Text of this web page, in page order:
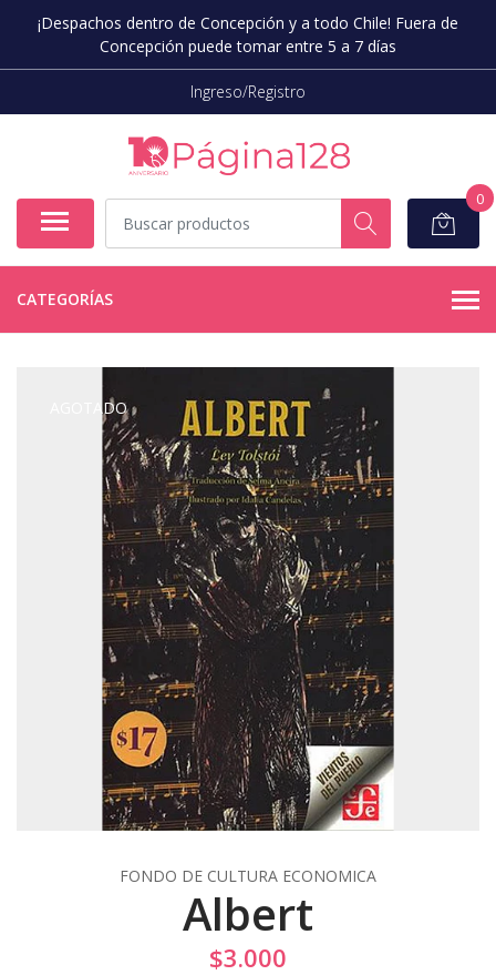
¡Despachos dentro de Concepción y a todo Chile! Fuera de
Concepción puede tomar entre 5 a 7 días
Ingreso/Registro
0
CATEGORÍAS
AGOTADO
FONDO DE CULTURA ECONOMICA
Albert
$3.000